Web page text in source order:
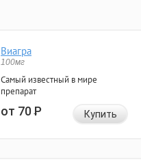
Виагра
100мг
Самый известный в мире
препарат
от 70Р Купить